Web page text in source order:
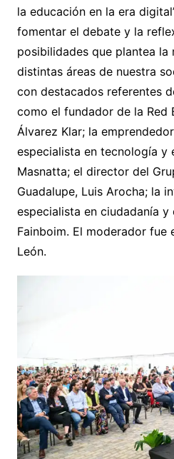
la educación en la era
fomentar el debate y la
posibilidades que plantea
distintas áreas de nuestra
con destacados referentes
como el fundador de la Red
Álvarez Klar; la
especialista en tecnología y
Masnatta; el director del
Guadalupe, Luis Arocha; la
especialista en ciudadanía
Fainboim. El moderador fue
León.